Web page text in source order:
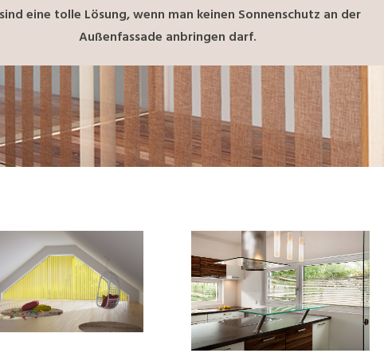
eine tolle Lösung, wenn man keinen Sonnenschutz an der
Außenfassade anbringen darf.